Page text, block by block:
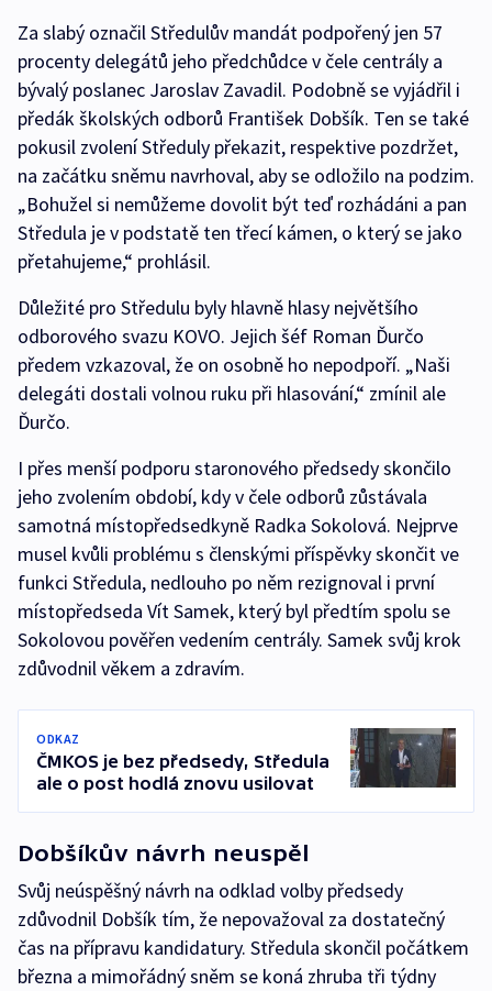
Za slabý označil Středulův mandát podpořený jen 57
procenty delegátů jeho předchůdce v čele centrály a
bývalý poslanec Jaroslav Zavadil. Podobně se vyjádřil i
předák školských odborů František Dobšík. Ten se také
pokusil zvolení Středuly překazit, respektive pozdržet,
na začátku sněmu navrhoval, aby se odložilo na podzim.
„Bohužel si nemůžeme dovolit být teď rozhádáni a pan
Středula je v podstatě ten třecí kámen, o který se jako
přetahujeme,“ prohlásil.
Důležité pro Středulu byly hlavně hlasy největšího
odborového svazu KOVO. Jejich šéf Roman Ďurčo
předem vzkazoval, že on osobně ho nepodpoří. „Naši
delegáti dostali volnou ruku při hlasování,“ zmínil ale
Ďurčo.
I přes menší podporu staronového předsedy skončilo
jeho zvolením období, kdy v čele odborů zůstávala
samotná místopředsedkyně Radka Sokolová. Nejprve
musel kvůli problému s členskými příspěvky skončit ve
funkci Středula, nedlouho po něm rezignoval i první
místopředseda Vít Samek, který byl předtím spolu se
Sokolovou pověřen vedením centrály. Samek svůj krok
zdůvodnil věkem a zdravím.
ODKAZ
ČMKOS je bez předsedy, Středula
ale o post hodlá znovu usilovat
Dobšíkův návrh neuspěl
Svůj neúspěšný návrh na odklad volby předsedy
zdůvodnil Dobšík tím, že nepovažoval za dostatečný
čas na přípravu kandidatury. Středula skončil počátkem
března a mimořádný sněm se koná zhruba tři týdny